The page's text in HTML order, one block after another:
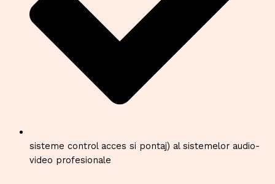
sisteme control acces si pontaj) al sistemelor audio-
video profesionale